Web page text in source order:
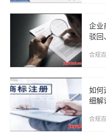
企业
驳回
合规
如何
细解
合规